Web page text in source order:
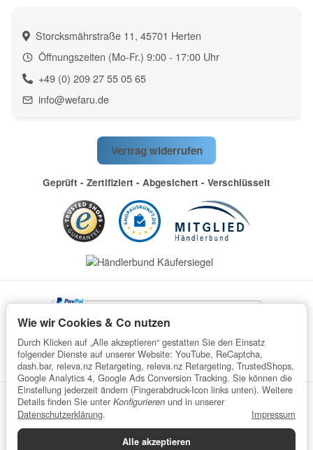
Storcksmährstraße 11, 45701 Herten
Öffnungszeiten (Mo-Fr.) 9:00 - 17:00 Uhr
+49 (0) 209 27 55 05 65
info@wefaru.de
Vertrag widerrufen
Geprüft - Zertifiziert - Abgesichert - Verschlüsselt
Datenschutz AGB Impressum
Widerrufsrecht
Batteriegesetzhinweise
Verpackungshinweise
Datenschutzerklärung•Impressum
Wie wir Cookies & Co nutzen
Durch Klicken auf „Alle akzeptieren“ gestatten Sie den Einsatz
folgender Dienste auf unserer Website: YouTube, ReCaptcha,
dash.bar, releva.nz Retargeting, releva.nz Retargeting, TrustedShops,
Google Analytics 4, Google Ads Conversion Tracking. Sie können die
Einstellung jederzeit ändern (Fingerabdruck-Icon links unten). Weitere
Details finden Sie unter Konfigurieren und in unserer
Datenschutzerklärung. Impressum
Alle akzeptieren